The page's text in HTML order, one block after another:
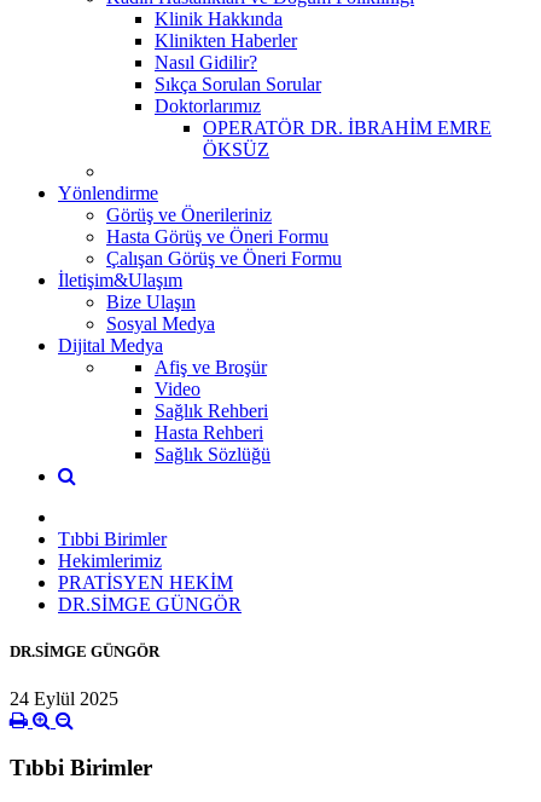
Klinik Hakkında
Klinikten Haberler
Nasıl Gidilir?
Sıkça Sorulan Sorular
Doktorlarımız
OPERATÖR DR. İBRAHİM EMRE
ÖKSÜZ
Yönlendirme
Görüş ve Önerileriniz
Hasta Görüş ve Öneri Formu
Çalışan Görüş ve Öneri Formu
İletişim&Ulaşım
Bize Ulaşın
Sosyal Medya
Dijital Medya
Afiş ve Broşür
Video
Sağlık Rehberi
Hasta Rehberi
Sağlık Sözlüğü
Tıbbi Birimler
Hekimlerimiz
PRATİSYEN HEKİM
DR.SİMGE GÜNGÖR
DR.SİMGE GÜNGÖR
24 Eylül 2025
Tıbbi Birimler